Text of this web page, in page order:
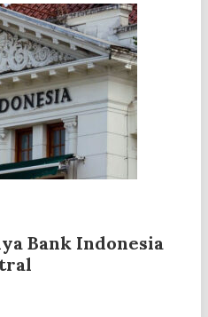
Bank Indonesia